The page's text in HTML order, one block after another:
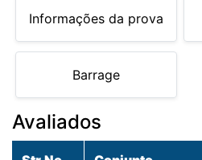
Informações da prova
Barrage
Avaliados